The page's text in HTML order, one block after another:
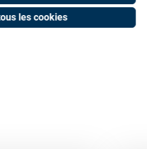
les cookies